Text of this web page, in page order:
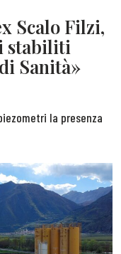
Scalo Filzi,
stabiliti
Sanità»
la presenza